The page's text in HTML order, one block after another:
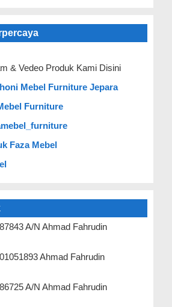
& Vedeo Produk Kami Disini
Mebel Furniture Jepara
Furniture
Faza Mebel
A/N Ahmad Fahrudin
Ahmad Fahrudin
A/N Ahmad Fahrudin